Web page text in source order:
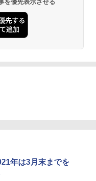
イトシート付 折りたたみ
階高さ調整 軽量 収納袋付
安全ロック搭載 携帯収納袋
シシ対策 自治体・教育機
・キャンプ・アウトドア・
強力 小型 緑色/赤色/青紫色
を優先表示させる
年は3月末までを